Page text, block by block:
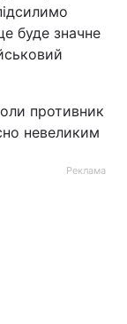
буде значне
противник
невеликим
Реклама